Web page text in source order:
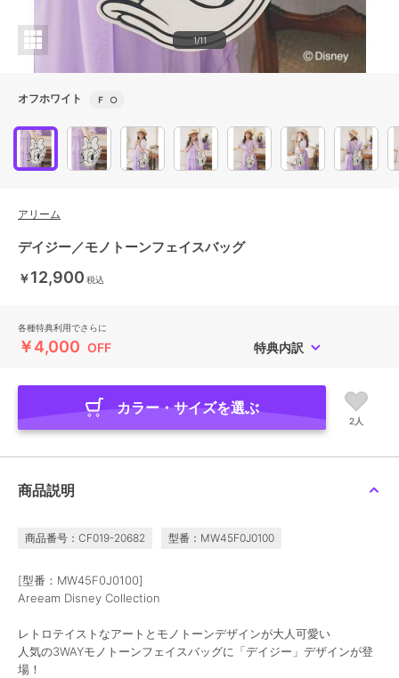
1/11
オフホワイト Ｆ ○
アリーム
デイジー／モノトーンフェイスバッグ
￥12,900 税込
各種特典利用でさらに
￥4,000 OFF 特典内訳
カラー・サイズを選ぶ
2人
商品説明
商品番号：CF019-20682 型番：MW45F0J0100
[型番：MW45F0J0100]
Areeam Disney Collection
レトロテイストなアートとモノトーンデザインが大人可愛い
人気の3WAYモノトーンフェイスバッグに「デイジー」デザインが登
場！